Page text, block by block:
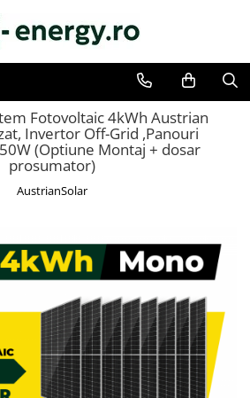
COMPLETE
SI EOLIANA
Fotovoltaic 4kWh Austrian
Invertor Off-Grid ,Panouri
(Optiune Montaj + dosar
prosumator)
AustrianSolar